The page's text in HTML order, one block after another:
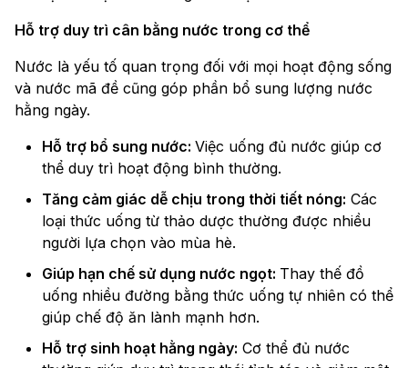
Hỗ trợ duy trì cân bằng nước trong cơ thể
Nước là yếu tố quan trọng đối với mọi hoạt động sống
và nước mã đề cũng góp phần bổ sung lượng nước
hằng ngày.
Hỗ trợ bổ sung nước: Việc uống đủ nước giúp cơ
thể duy trì hoạt động bình thường.
Tăng cảm giác dễ chịu trong thời tiết nóng: Các
loại thức uống từ thảo dược thường được nhiều
người lựa chọn vào mùa hè.
Giúp hạn chế sử dụng nước ngọt: Thay thế đồ
uống nhiều đường bằng thức uống tự nhiên có thể
giúp chế độ ăn lành mạnh hơn.
Hỗ trợ sinh hoạt hằng ngày: Cơ thể đủ nước